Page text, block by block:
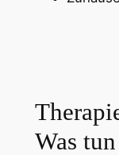
Was